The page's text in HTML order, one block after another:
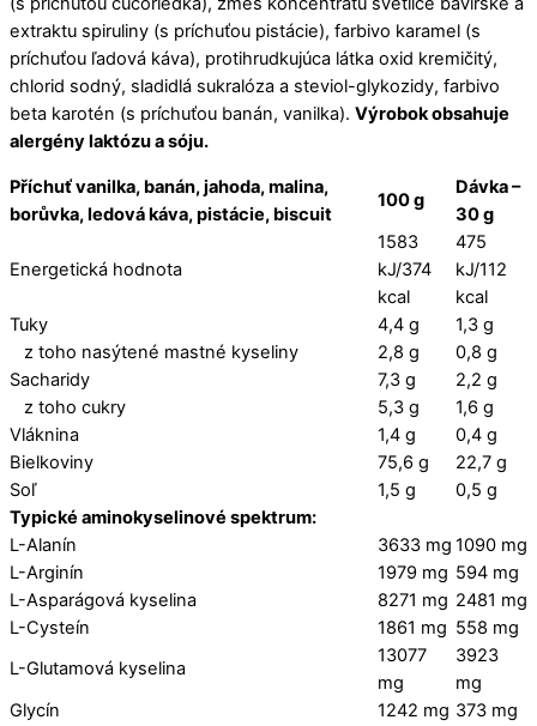
extraktu spiruliny (s príchuťou pistácie), farbivo karamel (s
príchuťou ľadová káva), protihrudkujúca látka oxid kremičitý,
chlorid sodný, sladidlá sukralóza a steviol-glykozidy, farbivo
beta karotén (s príchuťou banán, vanilka). Výrobok obsahuje
alergény laktózu a sóju.
Příchuť vanilka, banán, jahoda, malina,
borůvka, ledová káva, pistácie, biscuit
100 g
Dávka –
30 g
Energetická hodnota
1583
kJ/374
kcal
475
kJ/112
kcal
Tuky
4,4 g
1,3 g
z toho nasýtené mastné kyseliny
2,8 g
0,8 g
Sacharidy
7,3 g
2,2 g
z toho cukry
5,3 g
1,6 g
Vláknina
1,4 g
0,4 g
Bielkoviny
75,6 g
22,7 g
Soľ
1,5 g
0,5 g
Typické aminokyselinové spektrum:
L-Alanín
3633 mg 1090 mg
L-Arginín
1979 mg 594 mg
L-Asparágová kyselina
8271 mg 2481 mg
L-Cysteín
1861 mg 558 mg
L-Glutamová kyselina
13077
mg
3923
mg
Glycín
1242 mg 373 mg